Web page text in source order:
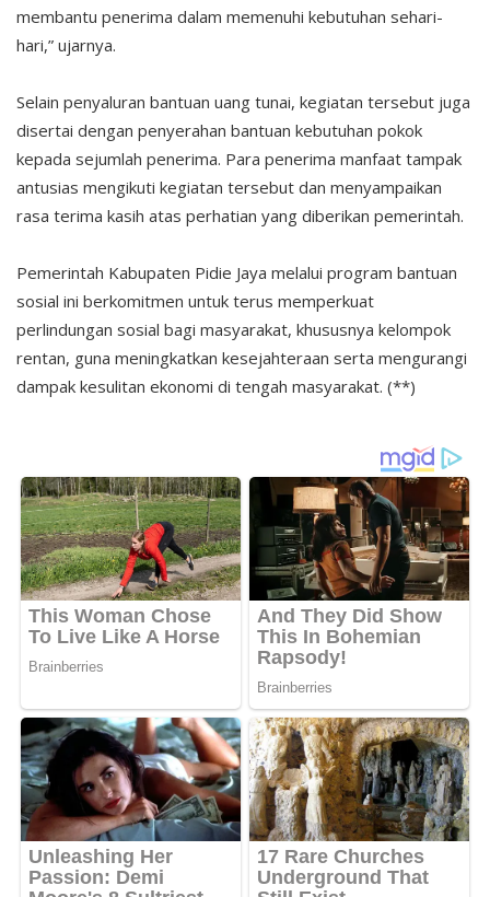
membantu penerima dalam memenuhi kebutuhan sehari-
hari,” ujarnya.
Selain penyaluran bantuan uang tunai, kegiatan tersebut juga
disertai dengan penyerahan bantuan kebutuhan pokok
kepada sejumlah penerima. Para penerima manfaat tampak
antusias mengikuti kegiatan tersebut dan menyampaikan
rasa terima kasih atas perhatian yang diberikan pemerintah.
Pemerintah Kabupaten Pidie Jaya melalui program bantuan
sosial ini berkomitmen untuk terus memperkuat
perlindungan sosial bagi masyarakat, khususnya kelompok
rentan, guna meningkatkan kesejahteraan serta mengurangi
dampak kesulitan ekonomi di tengah masyarakat. (**)